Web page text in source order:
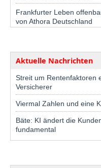
Frankfurter Leben
von Athora Deutschland
Aktuelle Nachrichten
Streit um Rentenfaktoren
Versicherer
Viermal Zahlen und eine
Bäte: KI ändert die
fundamental